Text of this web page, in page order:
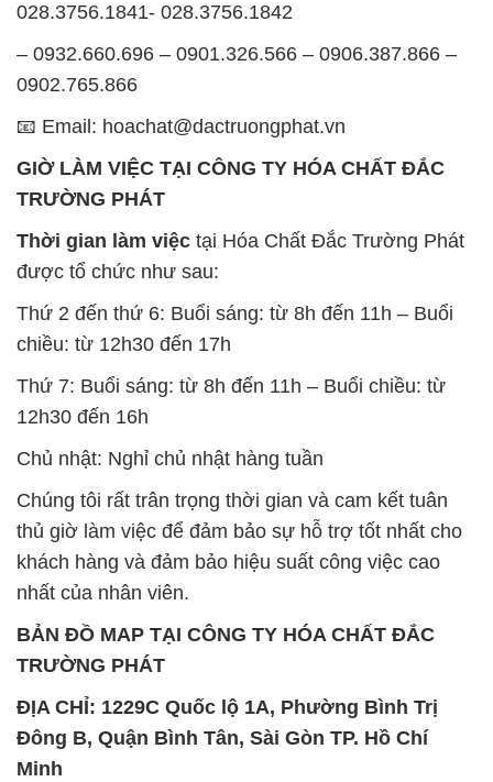
028.3756.1841- 028.3756.1842
– 0932.660.696 – 0901.326.566 – 0906.387.866 –
0902.765.866
📧 Email: hoachat@dactruongphat.vn
GIỜ LÀM VIỆC TẠI CÔNG TY HÓA CHẤT ĐẮC
TRƯỜNG PHÁT
Thời gian làm việc tại Hóa Chất Đắc Trường Phát
được tổ chức như sau:
Thứ 2 đến thứ 6: Buổi sáng: từ 8h đến 11h – Buổi
chiều: từ 12h30 đến 17h
Thứ 7: Buổi sáng: từ 8h đến 11h – Buổi chiều: từ
12h30 đến 16h
Chủ nhật: Nghỉ chủ nhật hàng tuần
Chúng tôi rất trân trọng thời gian và cam kết tuân
thủ giờ làm việc để đảm bảo sự hỗ trợ tốt nhất cho
khách hàng và đảm bảo hiệu suất công việc cao
nhất của nhân viên.
BẢN ĐỒ MAP TẠI CÔNG TY HÓA CHẤT ĐẮC
TRƯỜNG PHÁT
ĐỊA CHỈ: 1229C Quốc lộ 1A, Phường Bình Trị
Đông B, Quận Bình Tân, Sài Gòn TP. Hồ Chí
Minh